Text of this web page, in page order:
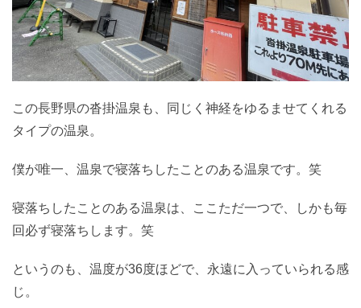
この長野県の沓掛温泉も、同じく神経をゆるませてくれる
タイプの温泉。
僕が唯一、温泉で寝落ちしたことのある温泉です。笑
寝落ちしたことのある温泉は、ここただ一つで、しかも毎
回必ず寝落ちします。笑
というのも、温度が36度ほどで、永遠に入っていられる感
じ。